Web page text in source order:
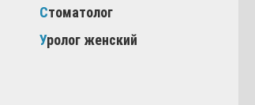
Стоматолог
Уролог женский